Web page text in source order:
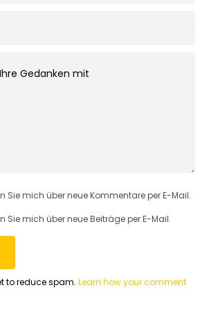
Sie mich über neue Kommentare per E-Mail.
Sie mich über neue Beiträge per E-Mail.
to reduce spam. Learn how your comment